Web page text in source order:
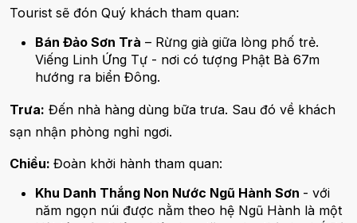
Tourist sẽ đón Quý khách tham quan:
Bán Đảo Sơn Trà – Rừng già giữa lòng phố trẻ.
Viếng Linh Ứng Tự - nơi có tượng Phật Bà 67m
hướng ra biển Đông.
Trưa: Đến nhà hàng dùng bữa trưa. Sau đó về khách
sạn nhận phòng nghỉ ngơi.
Chiều: Đoàn khởi hành tham quan:
Khu Danh Thắng Non Nước Ngũ Hành Sơn - với
năm ngọn núi được nằm theo hệ Ngũ Hành là một